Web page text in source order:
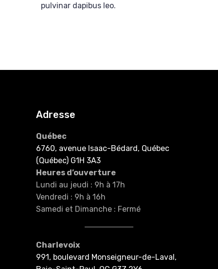
pulvinar dapibus leo.
Adresse
Québec
6760, avenue Isaac-Bédard, Québec
(Québec) G1H 3A3
Heures d’ouverture
Lundi au jeudi : 9h à 17h
Vendredi : 9h à 16h
Samedi et Dimanche : Fermé
Charlevoix
991, boulevard Monseigneur-de-Laval,